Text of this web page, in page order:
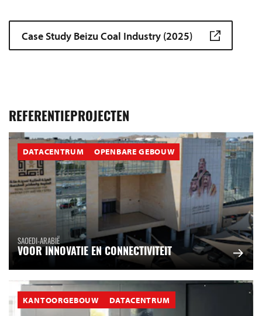
Case Study Beizu Coal Industry (2025)
REFERENTIEPROJECTEN
DATACENTRUM OPENBARE GEBOUW
SAOEDI-ARABIË
VOOR INNOVATIE EN CONNECTIVITEIT
KANTOORGEBOUW DATACENTRUM